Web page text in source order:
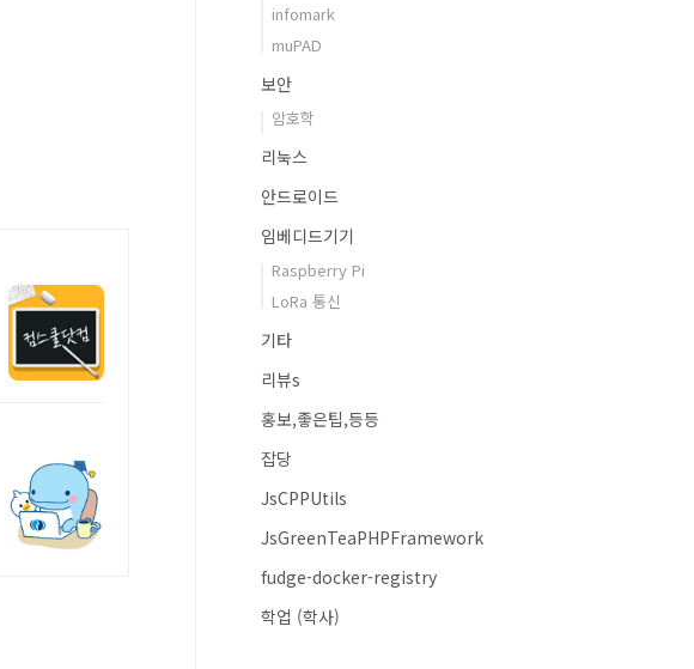
infomark
muPAD
보안
암호학
리눅스
안드로이드
임베디드기기
Raspberry Pi
LoRa 통신
기타
리뷰s
홍보,좋은팁,등등
잡당
JsCPPUtils
JsGreenTeaPHPFramework
fudge-docker-registry
학업 (학사)